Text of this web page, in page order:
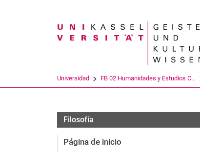
Search term
Universidad FB 02 Humanidades y Estudios C...
Filosofía
Página de inicio